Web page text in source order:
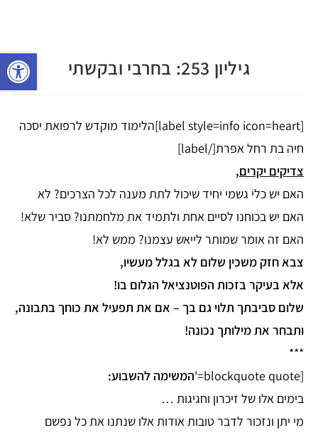
גיליון 253: בחרבי ובקשתי
[label style=info icon=heart]הלימוד מוקדש לרפואת יסכה
חיה בת רחל אפרת[/label]
צדיקים יקרים,
האם יש כלי גשמי יחיד שיכול לתת מענה לכל הצרכים? לא
האם יש בכוחנו לסיים אחת ולתמיד את מלחמתנו? סביר שלא!
האם זה אומר שמותר לייאש עצמנו? ממש לא!
צבא חזק משכין שלום לא בגלל מעשיו,
אלא בעיקר בזכות הפוטנציאל הגלום בו!
שלום סביבתך תלוי גם בך – אם את תפעיל את כוחך בתבונה,
ותבחר את מילותך נכונה!
***
[blockquote quote='
המשימה להשבוע:
בימים אלו של זיכרון וחגיגות …
מי יתן ונזכור לדבר טובות אודות אלו שנתנו את כל נפשם